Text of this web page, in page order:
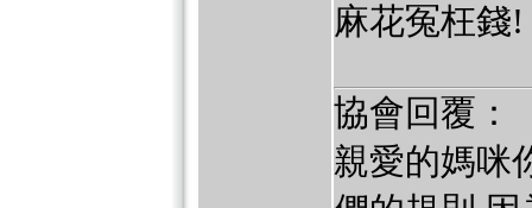
麻花冤枉錢!
協會回覆：
親愛的媽咪